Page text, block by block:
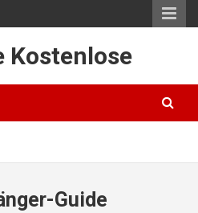
Kostenlose
Guide